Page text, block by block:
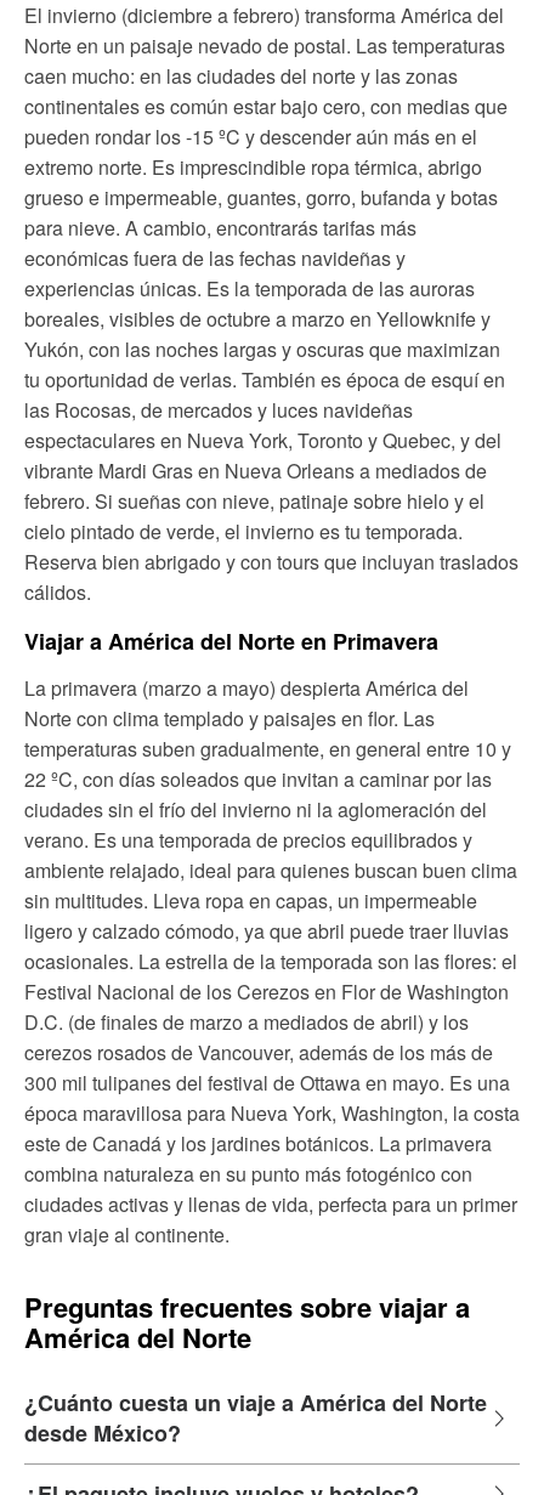
El invierno (diciembre a febrero) transforma América del
Norte en un paisaje nevado de postal. Las temperaturas
caen mucho: en las ciudades del norte y las zonas
continentales es común estar bajo cero, con medias que
pueden rondar los -15 ºC y descender aún más en el
extremo norte. Es imprescindible ropa térmica, abrigo
grueso e impermeable, guantes, gorro, bufanda y botas
para nieve. A cambio, encontrarás tarifas más
económicas fuera de las fechas navideñas y
experiencias únicas. Es la temporada de las auroras
boreales, visibles de octubre a marzo en Yellowknife y
Yukón, con las noches largas y oscuras que maximizan
tu oportunidad de verlas. También es época de esquí en
las Rocosas, de mercados y luces navideñas
espectaculares en Nueva York, Toronto y Quebec, y del
vibrante Mardi Gras en Nueva Orleans a mediados de
febrero. Si sueñas con nieve, patinaje sobre hielo y el
cielo pintado de verde, el invierno es tu temporada.
Reserva bien abrigado y con tours que incluyan traslados
cálidos.
Viajar a América del Norte en Primavera
La primavera (marzo a mayo) despierta América del
Norte con clima templado y paisajes en flor. Las
temperaturas suben gradualmente, en general entre 10 y
22 ºC, con días soleados que invitan a caminar por las
ciudades sin el frío del invierno ni la aglomeración del
verano. Es una temporada de precios equilibrados y
ambiente relajado, ideal para quienes buscan buen clima
sin multitudes. Lleva ropa en capas, un impermeable
ligero y calzado cómodo, ya que abril puede traer lluvias
ocasionales. La estrella de la temporada son las flores: el
Festival Nacional de los Cerezos en Flor de Washington
D.C. (de finales de marzo a mediados de abril) y los
cerezos rosados de Vancouver, además de los más de
300 mil tulipanes del festival de Ottawa en mayo. Es una
época maravillosa para Nueva York, Washington, la costa
este de Canadá y los jardines botánicos. La primavera
combina naturaleza en su punto más fotogénico con
ciudades activas y llenas de vida, perfecta para un primer
gran viaje al continente.
Preguntas frecuentes sobre viajar a
América del Norte
¿Cuánto cuesta un viaje a América del Norte
desde México?